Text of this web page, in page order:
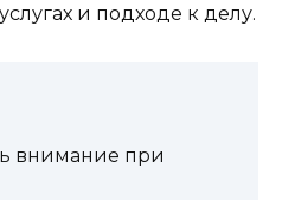
и подходе к делу.
внимание при